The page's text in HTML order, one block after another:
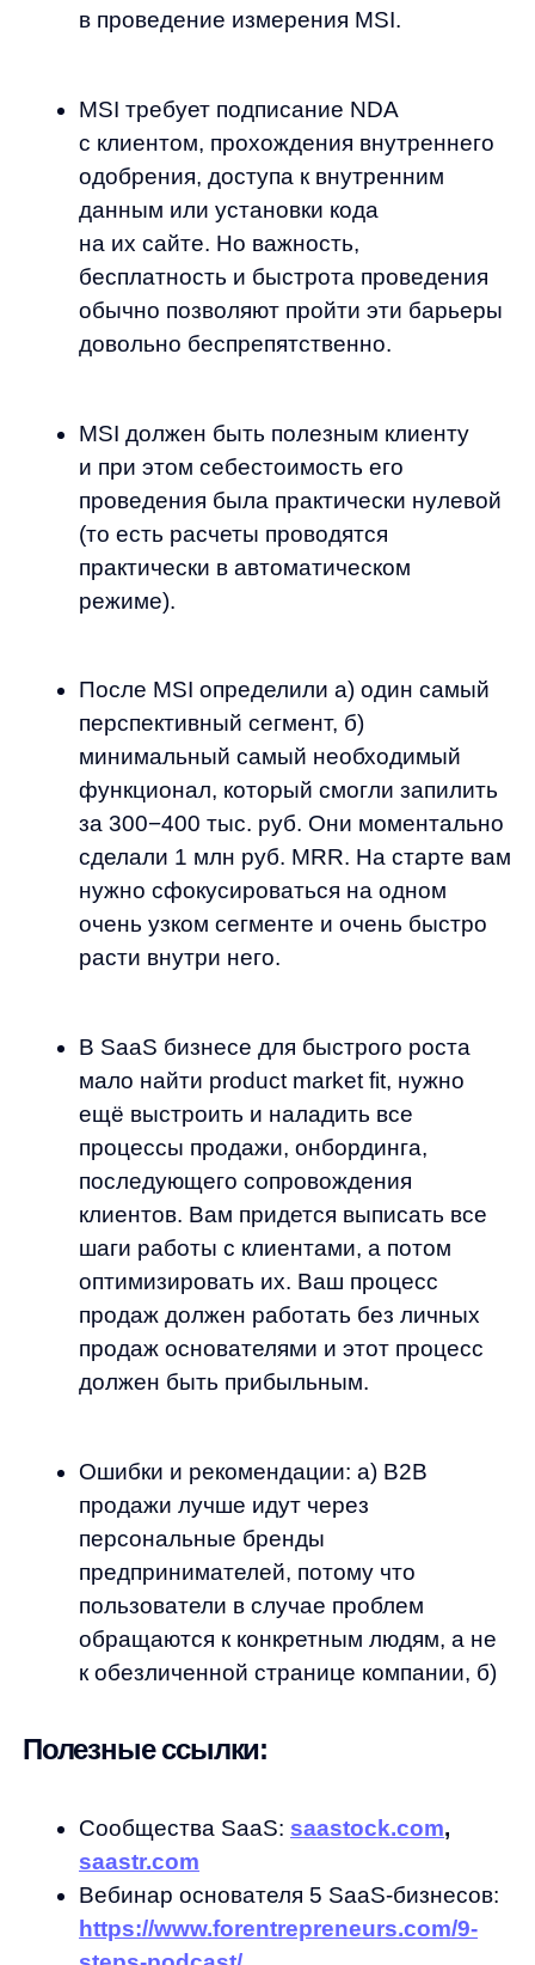
режиме).
После MSI определили а) один самый
перспективный сегмент, б)
минимальный самый необходимый
функционал, который смогли запилить
за 300−400 тыс. руб. Они моментально
сделали 1 млн руб. MRR. На старте вам
нужно сфокусироваться на одном
очень узком сегменте и очень быстро
расти внутри него.
мало найти product market fit, нужно
ещё выстроить и наладить все
процессы продажи, онбординга,
последующего сопровождения
клиентов. Вам придется выписать все
шаги работы с клиентами, а потом
оптимизировать их. Ваш процесс
должен быть прибыльным.
Ошибки и рекомендации: а) B2B
продажи лучше идут через
персональные бренды
предпринимателей, потому что
пользователи в случае проблем
обращаются к конкретным людям, а не
к обезличенной странице компании, б)
нельзя нанимать людей «на зарплату»,
компания, в) для решения своих
проблем не надейтесь только на свои
силы, лучше заплатить
за консультацию топовым экспертам
с высокой почасовой ставкой,
но в процессе консультации ваши
сотрудники должны перенять эту
экспертизу.
saastock.com
saastr.com
Вебинар основателя 5 SaaS-бизнесов:
https://www.forentrepreneurs.com/9-
steps-podcast/
Вебинар по персональным брендам:
https://youtu.be/e6coItYVmgU
Вебинар по разработке продукта без
кода:https://youtu.be/toVEnU-ira0
08.05.2022
Я ознакомился с условиямиПолитики обработки персональных данныхи даюсогласие
на обработки моих персональных данных
Согласен на получение рассылки с новостями AI от Any
Отправить
anyQuery
anyRecs
anyReviews
anyImages
Блог
Документация
по интеграции
Сведения
об IT-деятельности
Контакты